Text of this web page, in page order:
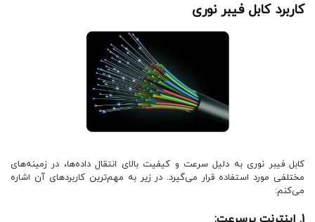
کاربرد کابل فیبر نوری
کابل فیبر نوری به دلیل سرعت و کیفیت بالای انتقال داده‌ها، در زمینه‌های
مختلفی مورد استفاده قرار می‌گیرد. در زیر به مهم‌ترین کاربردهای آن اشاره
می‌کنم: